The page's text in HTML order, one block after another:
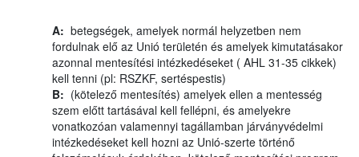
A: betegségek, amelyek normál helyzetben nem
fordulnak elő az Unió területén és amelyek kimutatásakor
azonnal mentesítési intézkedéseket ( AHL 31-35 cikkek)
kell tenni (pl: RSZKF, sertéspestis)
B: (kötelező mentesítés) amelyek ellen a mentesség
szem előtt tartásával kell fellépni, és amelyekre
vonatkozóan valamennyi tagállamban járványvédelmi
intézkedéseket kell hozni az Unió-szerte történő